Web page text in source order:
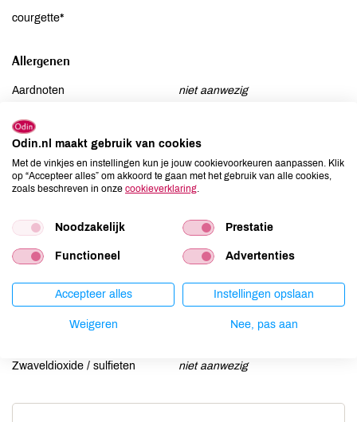
courgette*
Allergenen
Aardnoten
niet aanwezig
Gluten
Lupine
niet aanwezig
Noten
niet aanwezig
Selderij
niet aanwezig
Sesam
niet aanwezig
Soja
niet aanwezig
niet aanwezig
Zwaveldioxide / sulfieten
niet aanwezig
Odin.nl maakt gebruik van cookies
Met de vinkjes en instellingen kun je jouw cookievoorkeuren aanpassen. Klik
op “Accepteer alles” om akkoord te gaan met het gebruik van alle cookies,
zoals beschreven in onze cookieverklaring
Noodzakelijk Prestatie
Functioneel Advertenties
Accepteer alles Instellingen opslaan
Weigeren Nee, pas aan